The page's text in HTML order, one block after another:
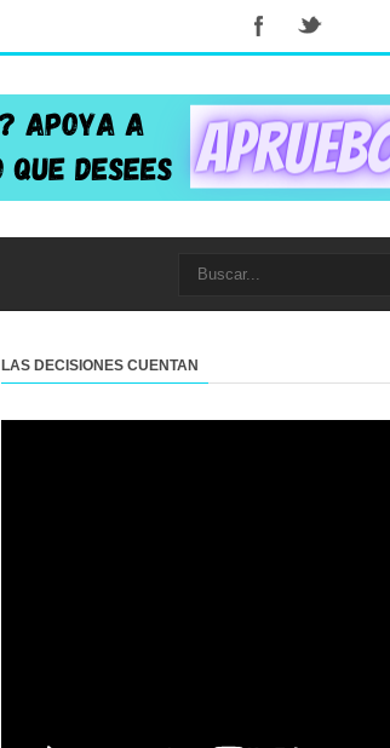
LAS DECISIONES CUENTAN